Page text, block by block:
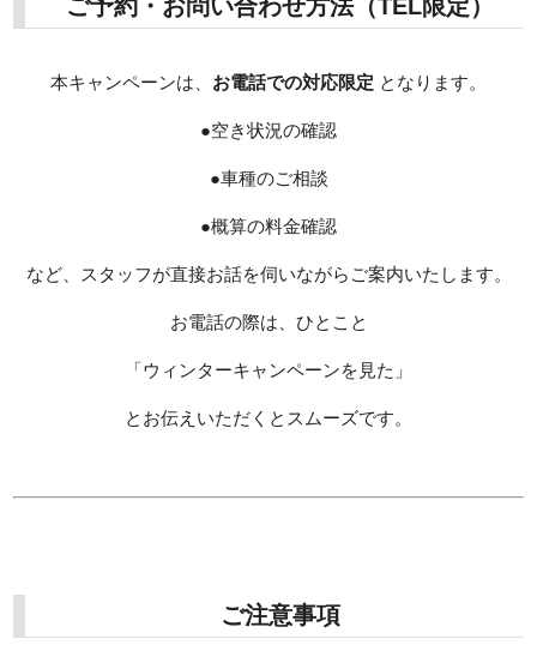
ご予約・お問い合わせ方法（TEL限定）
本キャンペーンは、 お電話での対応限定 となります。
●空き状況の確認
●車種のご相談
●概算の料金確認
など、スタッフが直接お話を伺いながらご案内いたします。
お電話の際は、ひとこと
「ウィンターキャンペーンを見た」
とお伝えいただくとスムーズです。
ご注意事項